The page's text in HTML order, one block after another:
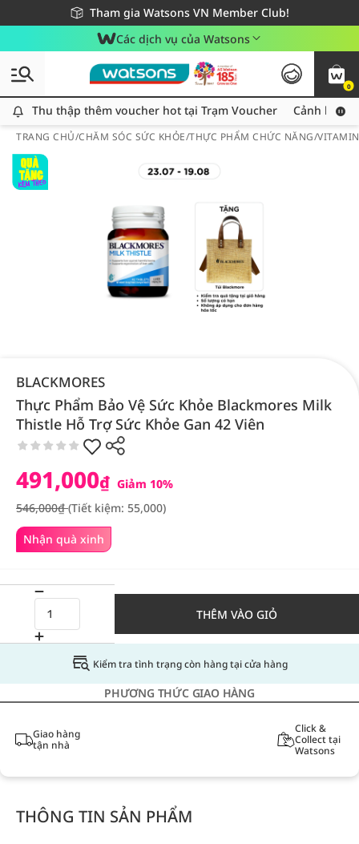
Tham gia Watsons VN Member Club!
Miễn phí giao hàng cho đơn hàng từ 249,000Đ
Giao hàng nhanh 24h - Áp dụng khu vực TP. Hồ Chí Minh
Các dịch vụ của Watsons
0
Thu thập thêm voucher hot tại Trạm Voucher
Thu thập thêm voucher hot tại Trạm Voucher Cảnh báo
TRANG CHỦ/CHĂM SÓC SỨC KHỎE/THỰC PHẨM CHỨC NĂNG/
BLACKMORES
Thực Phẩm Bảo Vệ Sức Khỏe Blackmores Milk
Thistle Hỗ Trợ Sức Khỏe Gan 42 Viên
Nhận quà xinh
491,000₫ Giảm 10%
546,000₫(Tiết kiệm: 55,000)
THÊM VÀO GIỎ
Kiểm tra tình trạng còn hàng tại cửa hàng
PHƯƠNG THỨC GIAO HÀNG
Giao hàng
tận nhà
Click &
Collect tại
Watsons
THÔNG TIN SẢN PHẨM